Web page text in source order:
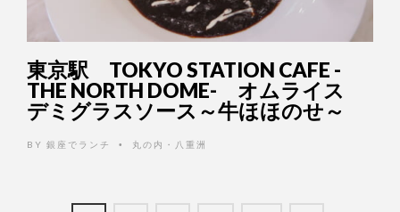
東京駅 TOKYO STATION CAFE -
THE NORTH DOME- オムライス
デミグラスソース～牛ほほのせ～
BY 銀座でランチ • 丸の内・八重洲